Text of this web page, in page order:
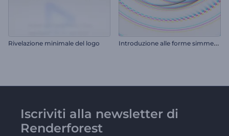
Rivelazione minimale del logo I
ntroduzione alle forme simmetriche
Iscriviti alla newsletter di
Renderforest